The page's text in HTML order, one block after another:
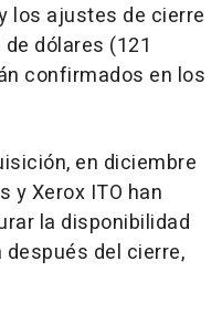
los ajustes de cierre
dólares (121
confirmados en los
en diciembre
y Xerox ITO han
la disponibilidad
del cierre,